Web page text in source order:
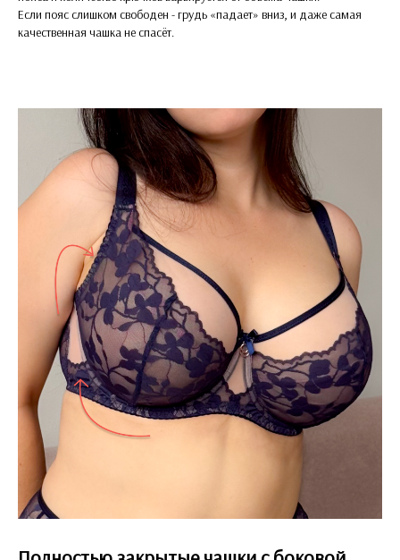
Если пояс слишком свободен - грудь «падает» вниз, и даже самая
качественная чашка не спасёт.